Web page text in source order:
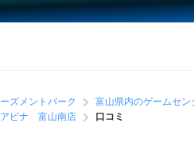
ズメントパーク
富山県内のゲームセン
アピナ 富山南店 口コミ